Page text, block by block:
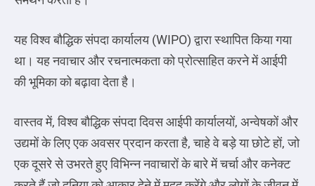
यह विश्व बौद्धिक संपदा कार्यालय (WIPO) द्वारा स्थापित किया गया
था। यह नवाचार और रचनात्मकता को प्रोत्साहित करने में आईपी
की भूमिका को बढ़ावा देता है।
वास्तव में, विश्व बौद्धिक संपदा दिवस आईपी कार्यालयों, अन्वेषकों और
उद्यमों के लिए एक अवसर प्रदान करता है, चाहे वे बड़े या छोटे हों, जो
एक दूसरे से उभरते हुए विभिन्न नवाचारों के बारे में चर्चा और कनेक्ट